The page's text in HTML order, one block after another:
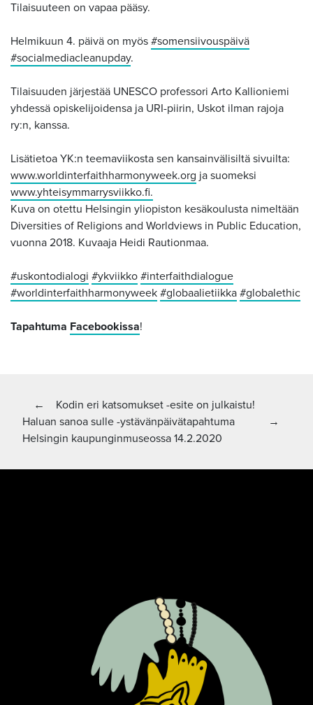
Tilaisuuteen on vapaa pääsy.
Helmikuun 4. päivä on myös #somensiivouspäivä
#socialmediacleanupday.
Tilaisuuden järjestää UNESCO professori Arto Kallioniemi
yhdessä opiskelijoidensa ja URI-piirin, Uskot ilman rajoja
ry:n, kanssa.
Lisätietoa YK:n teemaviikosta sen kansainvälisiltä sivuilta:
www.worldinterfaithharmonyweek.org ja suomeksi
www.yhteisymmarrysviikko.fi.
Kuva on otettu Helsingin yliopiston kesäkoulusta nimeltään
Diversities of Religions and Worldviews in Public Education,
vuonna 2018. Kuvaaja Heidi Rautionmaa.
#uskontodialogi #ykviikko #interfaithdialogue
#worldinterfaithharmonyweek #globaalietiikka #globalethic
Tapahtuma Facebookissa!
Artikkelien
selaus
← Edellinen artikkeli:
Kodin eri katsomukset -esite on julkaistu!
→
Seuraava artikkeli
Haluan sanoa sulle -ystävänpäivätapahtuma
Helsingin kaupunginmuseossa 14.2.2020